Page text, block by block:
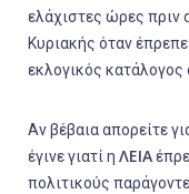
ελάχιστες ώρες πριν
Κυριακής όταν
εκλογικός κατάλογος
Αν βέβαια απορείτε
έγινε γιατί η ΛΕΙΑ
πολιτικούς